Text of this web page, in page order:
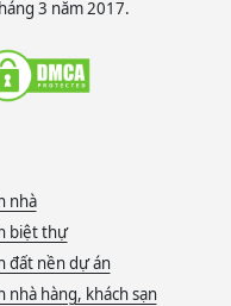
3 năm 2017.
nhà
biệt thự
đất nền dự án
nhà hàng, khách sạn